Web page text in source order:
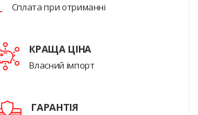
Сплата при отриманні
КРАЩА ЦІНА
Власний імпорт
ГАРАНТІЯ